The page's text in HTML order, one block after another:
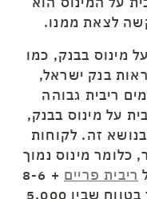
לצאת ממנו.
מינוס בבנק, כמו
בנק ישראל,
ריבית גבוהה
על מינוס בבנק,
זה. לקוחות
כלומר מינוס נמוך
ריבית פריים
+ 8-6
אחוזים. במדרגה השנייה, כלומר בטווח שבין 5,000